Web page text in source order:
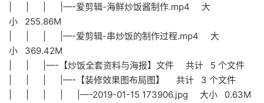
| | | |—-爱剪辑-海鲜炒饭酱制作.mp4 大
小 255.86M
| | | |—-爱剪辑-串炒饭的制作过程.mp4 大
小 369.42M
| | |—-【炒饭全套资料与海报】文件 共计 5 个文件
| | | |—-【装修效果图布局图】 共计 3 个文件
| | | | |—-2019-01-15 173906.jpg 大小 0.63M